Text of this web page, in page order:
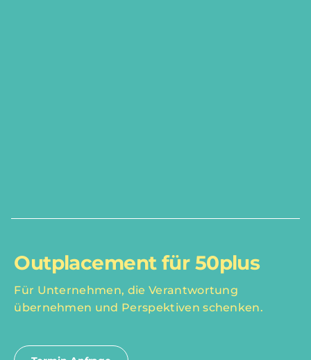
Outplacement für 50plus
Für Unternehmen, die Verantwortung
übernehmen und Perspektiven schenken.